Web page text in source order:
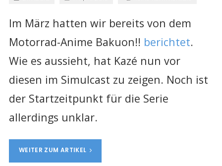
Im März hatten wir bereits von dem
Motorrad-Anime Bakuon!! berichtet.
Wie es aussieht, hat Kazé nun vor
diesen im Simulcast zu zeigen. Noch ist
der Startzeitpunkt für die Serie
allerdings unklar.
WEITER ZUM ARTIKEL